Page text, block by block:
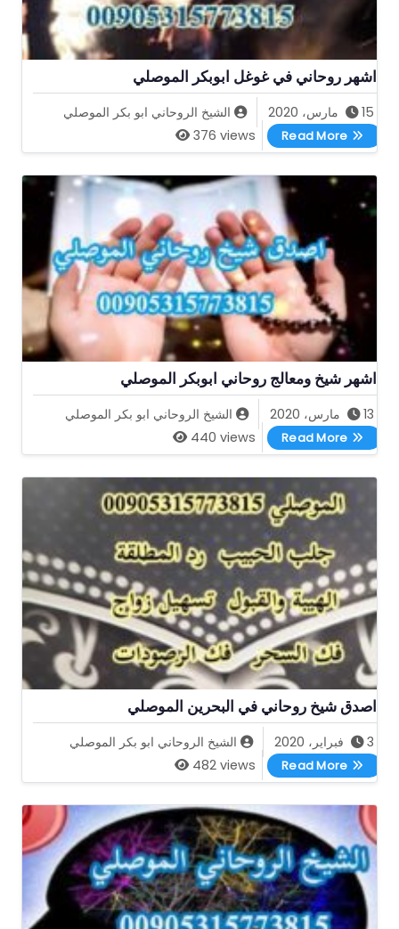
اشهر روحاني في غوغل ابوبكر الموصلي
15 مارس، 2020
الشيخ الروحاني ابو بكر الموصلي
376 views
Read More
اشهر روحاني في غوغل ابوبكر الموصلي
اشهر شيخ ومعالج روحاني ابوبكر الموصلي
13 مارس، 2020
الشيخ الروحاني ابو بكر الموصلي
440 views
Read More
اشهر شيخ ومعالج روحاني ابوبكر الموصلي
اصدق شيخ روحاني في البحرين الموصلي
3 فبراير، 2020
الشيخ الروحاني ابو بكر الموصلي
482 views
Read More
اصدق شيخ روحاني في البحرين الموصلي